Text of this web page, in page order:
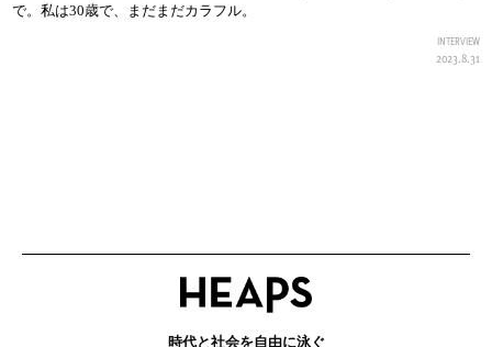
で。私は30歳で、まだまだカラフル。
INTERVIEW
2023.8.31
時代と社会を自由に泳ぐ